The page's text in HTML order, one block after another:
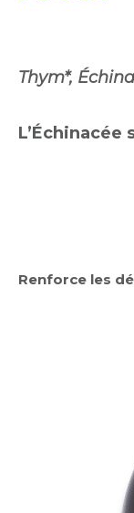
Thym*,
Renforce les